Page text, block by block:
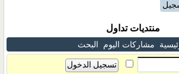
منتديات تداول
مشاركات اليوم البحث